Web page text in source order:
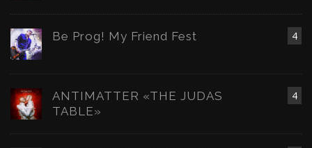
4
Be Prog! My Friend Fest
4
ANTIMATTER «THE JUDAS
TABLE»